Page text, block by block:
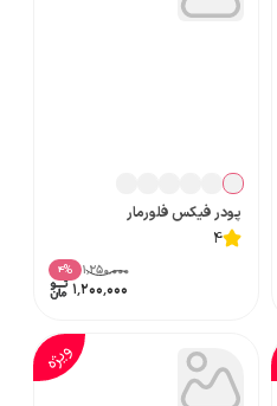
پودر فیکس فلورمار
4
۱٬۲۵۰٬۰۰۰ %
4
۱٬۲۰۰٬۰۰۰
ویژه